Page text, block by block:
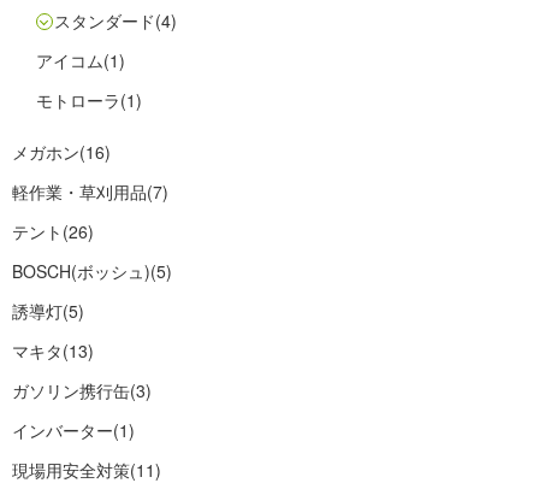
スタンダード(4)
アイコム(1)
モトローラ(1)
メガホン(16)
軽作業・草刈用品(7)
テント (26)
BOSCH(ボッシュ)(5)
誘導灯(5)
マキタ(13)
ガソリン携行缶(3)
インバーター(1)
現場用安全対策(11)